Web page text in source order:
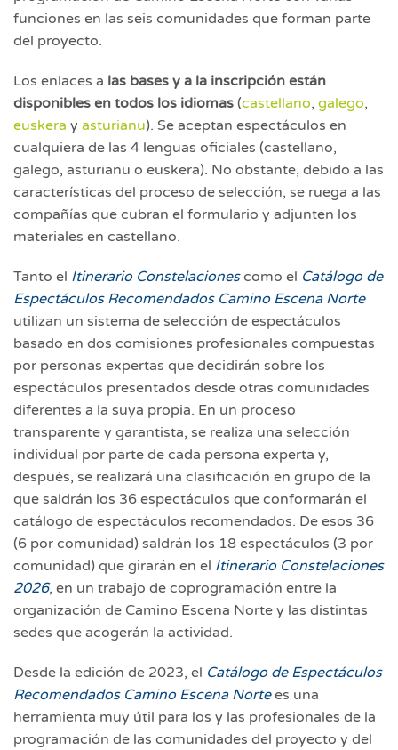
funciones en las seis comunidades que forman parte
del proyecto.
Los enlaces a las bases y a la inscripción están
disponibles en todos los idiomas (castellano, galego,
euskera y asturianu). Se aceptan espectáculos en
cualquiera de las 4 lenguas oficiales (castellano,
galego, asturianu o euskera). No obstante, debido a las
características del proceso de selección, se ruega a las
compañías que cubran el formulario y adjunten los
materiales en castellano.
Tanto el Itinerario Constelacionescomo el Catálogo de
Espectáculos Recomendados Camino Escena Norte
utilizan un sistema de selección de espectáculos
basado en dos comisiones profesionales compuestas
por personas expertas que decidirán sobre los
espectáculos presentados desde otras comunidades
diferentes a la suya propia. En un proceso
transparente y garantista, se realiza una selección
individual por parte de cada persona experta y,
después, se realizará una clasificación en grupo de la
que saldrán los 36 espectáculos que conformarán el
catálogo de espectáculos recomendados. De esos 36
(6 por comunidad) saldrán los 18 espectáculos (3 por
comunidad) que girarán en el Itinerario Constelaciones
2026, en un trabajo de coprogramación entre la
organización de Camino Escena Norte y las distintas
sedes que acogerán la actividad.
Desde la edición de 2023, el Catálogo de Espectáculos
Recomendados Camino Escena Nortees una
herramienta muy útil para los y las profesionales de la
programación de las comunidades del proyecto y del